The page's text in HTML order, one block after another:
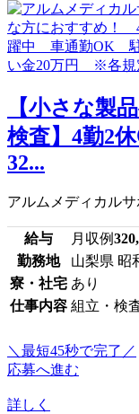
【小さな製
検査】4勤2
32...
アルムメディカル
給与 月収例
勤務地
山梨県 昭
寮・社宅 あり
仕事内容 組立・検
＼最短45秒で完了／
応募へ進む
詳しく